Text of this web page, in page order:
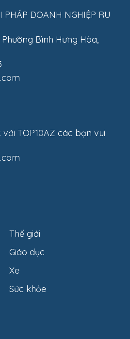
PHÁP DOANH NGHIỆP RU
Bình Hưng Hòa,
TOP10AZ các bạn vui
Thế giới
Giáo dục
Xe
Sức khỏe